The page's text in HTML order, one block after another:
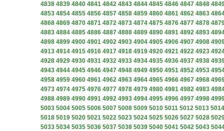
4838 4839 4840 4841 4842 4843 4844 4845 4846 4847 4848
4853 4854 4855 4856 4857 4858 4859 4860 4861 4862 4863
4868 4869 4870 4871 4872 4873 4874 4875 4876 4877 4878
4883 4884 4885 4886 4887 4888 4889 4890 4891 4892 4893
4898 4899 4900 4901 4902 4903 4904 4905 4906 4907 4908
4913 4914 4915 4916 4917 4918 4919 4920 4921 4922 4923
4928 4929 4930 4931 4932 4933 4934 4935 4936 4937 4938
4943 4944 4945 4946 4947 4948 4949 4950 4951 4952 4953
4958 4959 4960 4961 4962 4963 4964 4965 4966 4967 4968
4973 4974 4975 4976 4977 4978 4979 4980 4981 4982 4983
4988 4989 4990 4991 4992 4993 4994 4995 4996 4997 4998
5003 5004 5005 5006 5007 5008 5009 5010 5011 5012 5013 5014
5018 5019 5020 5021 5022 5023 5024 5025 5026 5027 5028
5033 5034 5035 5036 5037 5038 5039 5040 5041 5042 5043